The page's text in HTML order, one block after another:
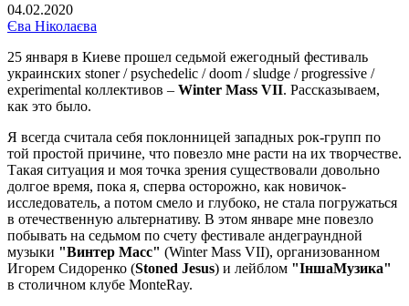
04.02.2020
Єва Ніколаєва
25 января в Киеве прошел седьмой ежегодный фестиваль
украинских stoner / psychedelic / doom / sludge / progressive /
experimental коллективов – Winter Mass VII. Рассказываем,
как это было.
Я всегда считала себя поклонницей западных рок-групп по
той простой причине, что повезло мне расти на их творчестве.
Такая ситуация и моя точка зрения существовали довольно
долгое время, пока я, сперва осторожно, как новичок-
исследователь, а потом смело и глубоко, не стала погружаться
в отечественную альтернативу. В этом январе мне повезло
побывать на седьмом по счету фестивале андеграундной
музыки "Винтер Масс" (Winter Mass VII), организованном
Игорем Сидоренко (Stoned Jesus) и лейблом "ІншаМузика"
в столичном клубе MonteRay.